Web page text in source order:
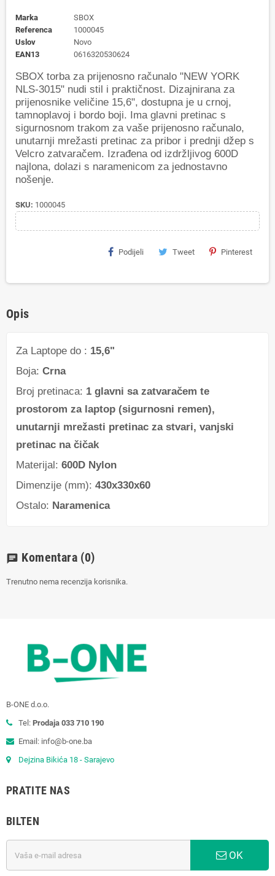
Marka
SBOX
Referenca
1000045
Uslov
Novo
EAN13
0616320530624
SBOX torba za prijenosno računalo "NEW YORK
NLS-3015" nudi stil i praktičnost. Dizajnirana za
prijenosnike veličine 15,6", dostupna je u crnoj,
tamnoplavoj i bordo boji. Ima glavni pretinac s
sigurnosnom trakom za vaše prijenosno računalo,
unutarnji mrežasti pretinac za pribor i prednji džep s
Velcro zatvaračem. Izrađena od izdržljivog 600D
najlona, dolazi s naramenicom za jednostavno
nošenje.
SKU: 1000045
Podijeli Tweet Pinterest
Opis
Za Laptope do : 15,6"
Boja: Crna
Broj pretinaca: 1 glavni sa zatvaračem te
prostorom za laptop (sigurnosni remen),
unutarnji mrežasti pretinac za stvari, vanjski
pretinac na čičak
Materijal: 600D Nylon
Dimenzije (mm): 430x330x60
Ostalo: Naramenica
chat Komentara (0)
Trenutno nema recenzija korisnika.
B-ONE d.o.o.
Tel: Prodaja 033 710 190
Email: info@b-one.ba
Dejzina Bikića 18 - Sarajevo
PRATITE NAS
BILTEN
OK